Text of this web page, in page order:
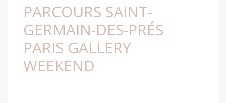
PARCOURS SAINT-
GERMAIN-DES-PRÉS
PARIS GALLERY
WEEKEND